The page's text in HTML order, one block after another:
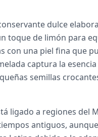
dulce
toque de limón para
con una piel fina que
captura la
semillas
ligado a regiones del
antiguos,